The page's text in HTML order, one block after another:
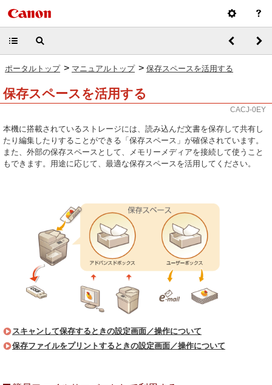
ポータルトップ > マニュアルトップ > 保存スペースを活用する
保存スペースを活用する
CACJ-0EY
本機に搭載されているストレージには、読み込んだ文書を保存して共有し
たり編集したりすることができる「保存スペース」が確保されています。
また、外部の保存スペースとして、メモリーメディアを接続して使うこと
もできます。用途に応じて、最適な保存スペースを活用してください。
スキャンして保存するときの設定画面／操作について
保存ファイルをプリントするときの設定画面／操作について